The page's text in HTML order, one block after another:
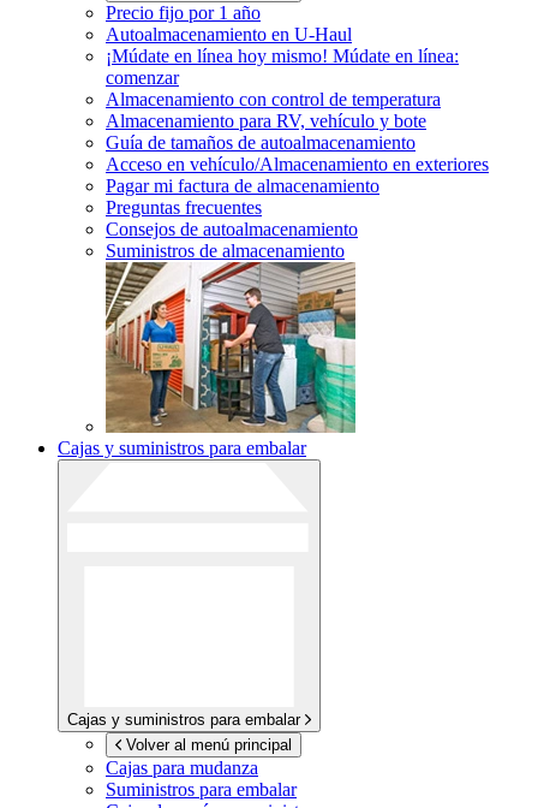
Precio fijo por 1 año
Autoalmacenamiento en U-Haul
¡Múdate en línea hoy mismo! Múdate en línea:
comenzar
Almacenamiento con control de temperatura
Almacenamiento para RV, vehículo y bote
Guía de tamaños de autoalmacenamiento
Acceso en vehículo/Almacenamiento en exteriores
Pagar mi factura de almacenamiento
Preguntas frecuentes
Consejos de autoalmacenamiento
Suministros de almacenamiento
Cajas y suministros para embalar
Cajas y suministros para embalar
Volver al menú principal
Cajas para mudanza
Suministros para embalar